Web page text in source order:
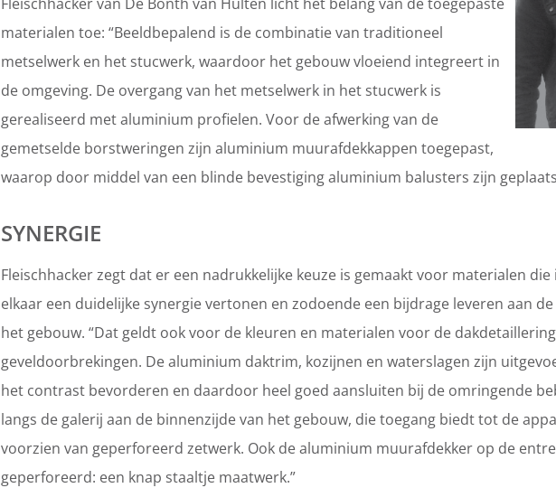
materialen toe: “Beeldbepalend is de combinatie van traditioneel
metselwerk en het stucwerk, waardoor het gebouw vloeiend integreert in
de omgeving. De overgang van het metselwerk in het stucwerk is
gerealiseerd met aluminium profielen. Voor de afwerking van de
gemetselde borstweringen zijn aluminium muurafdekkappen toegepast,
waarop door middel van een blinde bevestiging aluminium balusters zijn
SYNERGIE
Fleischhacker zegt dat er een nadrukkelijke keuze is gemaakt voor materialen
elkaar een duidelijke synergie vertonen en zodoende een bijdrage leveren aan
het gebouw. “Dat geldt ook voor de kleuren en materialen voor de
geveldoorbrekingen. De aluminium daktrim, kozijnen en waterslagen zijn
het contrast bevorderen en daardoor heel goed aansluiten bij de omringende
langs de galerij aan de binnenzijde van het gebouw, die toegang biedt tot de
voorzien van geperforeerd zetwerk. Ook de aluminium muurafdekker op de
geperforeerd: een knap staaltje maatwerk.”